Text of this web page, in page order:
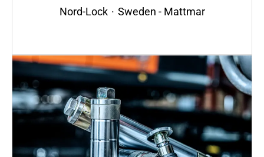
Nord-Lock · Sweden - Mattmar